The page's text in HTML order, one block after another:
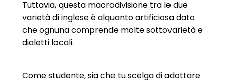
Tuttavia, questa macrodivisione tra le due
varietà di inglese è alquanto artificiosa dato
che ognuna comprende molte sottovarietà e
dialetti locali.
Come studente, sia che tu scelga di adottare